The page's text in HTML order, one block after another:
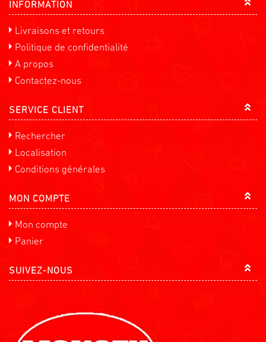
INFORMATION
Livraisons et retours
Politique de confidentialité
A propos
Contactez-nous
SERVICE CLIENT
Rechercher
Localisation
Conditions générales
MON COMPTE
Mon compte
Panier
SUIVEZ-NOUS